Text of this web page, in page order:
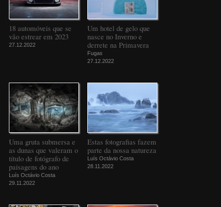
18 automóveis que se
vão estrear em 2023
27.12.2022
Um hotel de gelo que
nasce no Inverno e
derrete na Primavera
Fugas
27.12.2022
Uma gruta submersa e
as dunas que valeram o
título de fotógrafo de
paisagens do ano
Luís Octávio Costa
29.11.2022
Estas fotografias fazem
parte da nossa natureza
Luís Octávio Costa
28.11.2022